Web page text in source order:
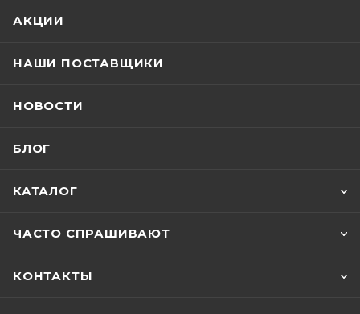
АКЦИИ
НАШИ ПОСТАВЩИКИ
НОВОСТИ
БЛОГ
КАТАЛОГ
ЧАСТО СПРАШИВАЮТ
КОНТАКТЫ